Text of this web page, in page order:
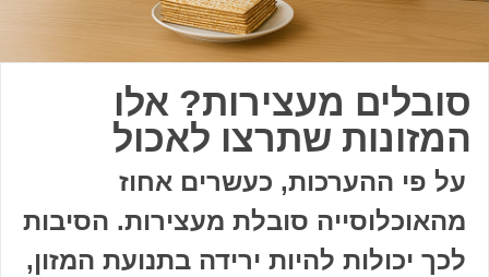
סובלים מעצירות? אלו
המזונות שתרצו לאכול
על פי ההערכות, כעשרים אחוז
מהאוכלוסייה סובלת מעצירות. הסיבות
לכך יכולות להיות ירידה בתנועת המזון,